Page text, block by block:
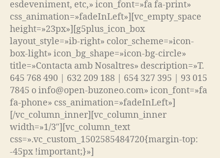
esdeveniment, etc,» icon_font=»fa fa-print»
css_animation=»fadeInLeft»][vc_empty_space
height=»23px»][g5plus_icon_box
layout_style=»ib-right» color_scheme=»icon-
box-light» icon_bg_shape=»icon-bg-circle»
title=»Contacta amb Nosaltres» description=»T.
645 768 490 | 632 209 188 | 654 327 395 | 93 015
7845 o info@open-buzoneo.com» icon_font=»fa
fa-phone» css_animation=»fadeInLeft»]
[/vc_column_inner][vc_column_inner
width=»1/3″][vc_column_text
css=».vc_custom_1502585484720{margin-top:
-45px !important;}»]